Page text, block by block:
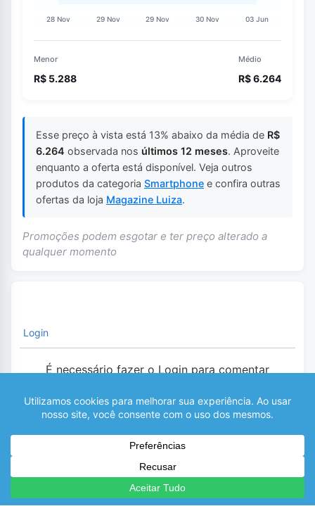
Menor
R$ 5.288
Médio
R$ 6.264
Esse preço à vista está 13% abaixo da média de R$
6.264 observada nos últimos 12 meses. Aproveite
enquanto a oferta está disponível. Veja outros
produtos da categoria Smartphone e confira outras
ofertas da loja Magazine Luiza.
Promoções podem esgotar e ter preço alterado a
qualquer momento
Login
É necessário fazer o Login para comentar
0 COMENTÁRIOS